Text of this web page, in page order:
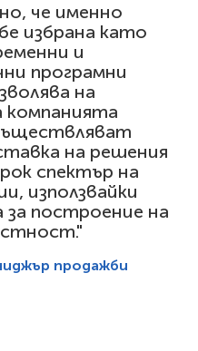
че именно
избрана като
и
програмни
на
компанията
на решения
спектър на
използвайки
построение на
продажби